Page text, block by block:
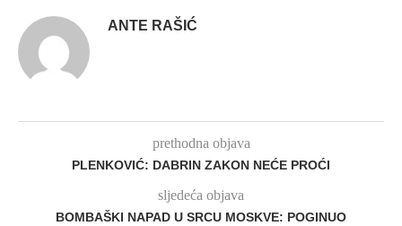
ANTE RAŠIĆ
prethodna objava
PLENKOVIĆ: DABRIN ZAKON NEĆE PROĆI
sljedeća objava
BOMBAŠKI NAPAD U SRCU MOSKVE: POGINUO